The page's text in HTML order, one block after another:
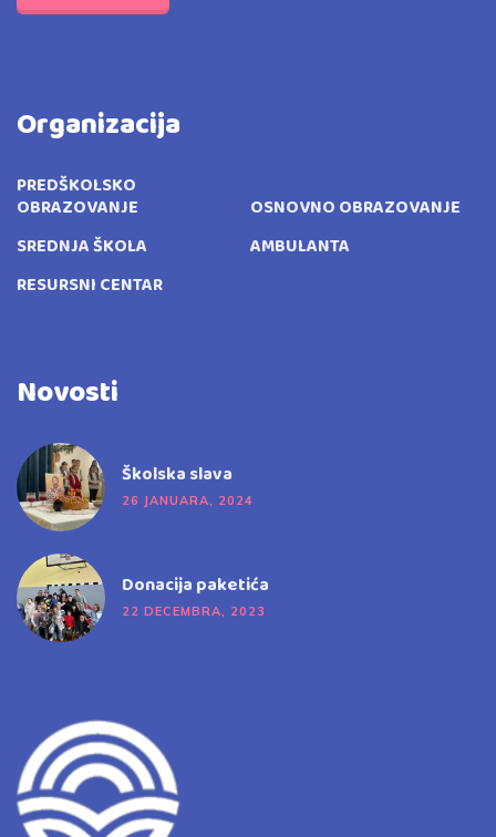
Organizacija
PREDŠKOLSKO
OBRAZOVANJE
OSNOVNO OBRAZOVANJE
SREDNJA ŠKOLA
AMBULANTA
RESURSNI CENTAR
Novosti
Školska slava
26 JANUARA, 2024
Donacija paketića
22 DECEMBRA, 2023